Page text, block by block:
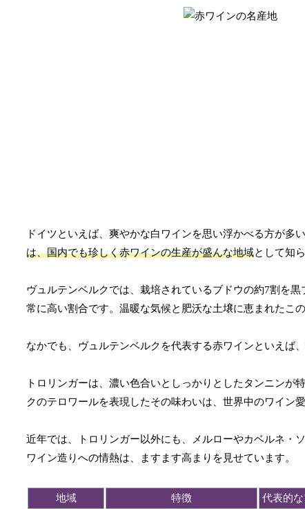
ドイツといえば、爽やかな白ワインを思い浮かべる方が多
は、国内でも珍しく赤ワインの生産が盛んな地域として知
ヴュルテンベルクでは、栽培されているブドウの約7割を
常に高い割合です。温暖な気候と肥沃な土壌に恵まれたこの
なかでも、ヴュルテンベルクを代表する赤ワインといえば
トロリンガーは、濃い色合いとしっかりとしたタンニンが特
クのテロワールを表現したその味わいは、世界中のワイン
近年では、トロリンガー以外にも、メルローやカベルネ・
ワイン造りへの情熱は、ますます高まりを見せています。
地域 特徴 代表的